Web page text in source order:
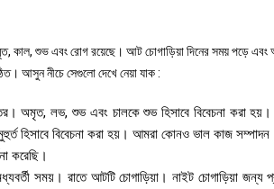
কাল, শুভ এবং রোগ রয়েছে। আট চোগাড়িয়া দিনের সময় পড়ে এবং
আসুন নীচে সেগুলো দেখে নেয়া যাক :
অমৃত, লভ, শুভ এবং চালকে শুভ হিসাবে বিবেচনা করা হয়।
হিসাবে বিবেচনা করা হয়। আমরা কোনও ভাল কাজ
করেছি।
সময়। রাতে আটটি চোগাড়িয়া। নাইট চোগাড়িয়া